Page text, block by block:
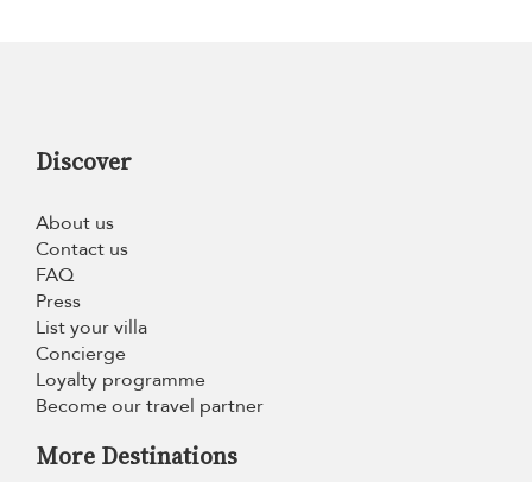
Discover
About us
Contact us
FAQ
Press
List your villa
Concierge
Loyalty programme
Become our travel partner
More Destinations